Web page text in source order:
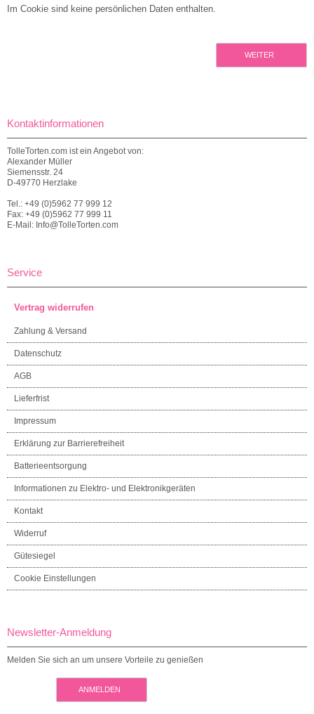
Im Cookie sind keine persönlichen Daten enthalten.
WEITER
Kontaktinformationen
TolleTorten.com ist ein Angebot von:
Alexander Müller
Siemensstr. 24
D-49770 Herzlake
Tel.: +49 (0)5962 77 999 12
Fax: +49 (0)5962 77 999 11
E-Mail: Info@TolleTorten.com
Service
Vertrag widerrufen
Zahlung & Versand
Datenschutz
AGB
Lieferfrist
Impressum
Erklärung zur Barrierefreiheit
Batterieentsorgung
Informationen zu Elektro- und Elektronikgeräten
Kontakt
Widerruf
Gütesiegel
Cookie Einstellungen
Newsletter-Anmeldung
Melden Sie sich an um unsere Vorteile zu genießen
ANMELDEN